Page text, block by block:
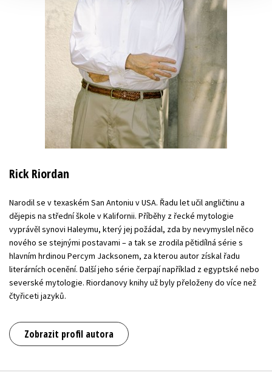
Rick Riordan
Narodil se v texaském San Antoniu v USA. Řadu let učil angličtinu a
dějepis na střední škole v Kalifornii. Příběhy z řecké mytologie
vyprávěl synovi Haleymu, který jej požádal, zda by nevymyslel něco
nového se stejnými postavami – a tak se zrodila pětidílná série s
hlavním hrdinou Percym Jacksonem, za kterou autor získal řadu
literárních ocenění. Další jeho série čerpají například z egyptské nebo
severské mytologie. Riordanovy knihy už byly přeloženy do více než
čtyřiceti jazyků.
Zobrazit profil autora